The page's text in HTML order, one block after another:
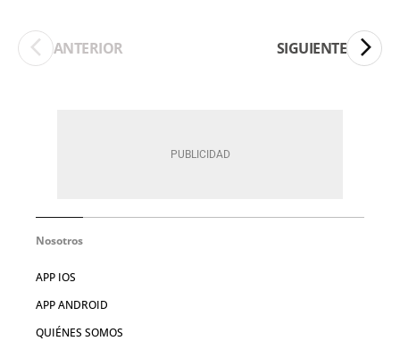
ANTERIOR SIGUIENTE
Nosotros
APP IOS
APP ANDROID
QUIÉNES SOMOS